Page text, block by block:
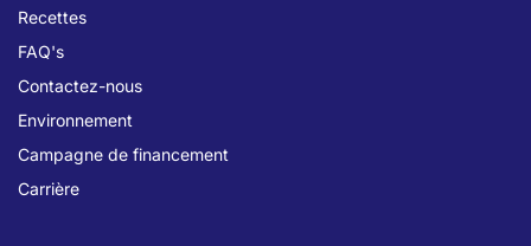
Recettes
FAQ's
Contactez-nous
Environnement
Campagne de financement
Carrière